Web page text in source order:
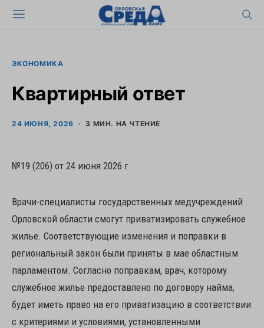
ЭКОНОМИКА
Квартирный ответ
24 ИЮНЯ, 2026 3 МИН. НА ЧТЕНИЕ
№19 (206) от 24 июня 2026 г.
Врачи-специалисты государственных медучреждений
Орловской области смогут приватизировать служебное
жилье. Соответствующие изменения и поправки в
региональный закон были приняты в мае областным
парламентом. Согласно поправкам, врач, которому
служебное жилье предоставлено по договору найма,
будет иметь право на его приватизацию в соответствии
с критериями и условиями, установленными